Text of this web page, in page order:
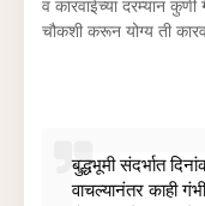
व कारवाईच्या दरम्यान
चौकशी करून योग्य ती
बुद्धभूमी संदर्भात
वाचल्यानंतर काही